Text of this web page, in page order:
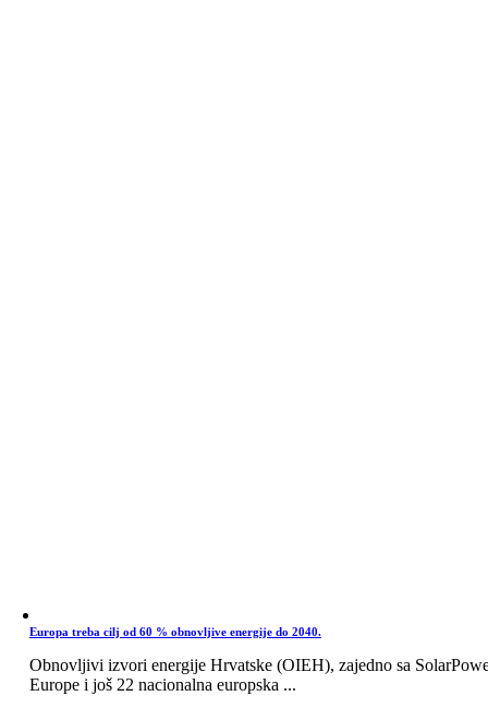
Europa treba cilj od 60 % obnovljive energije do 2040.
Obnovljivi izvori energije Hrvatske (OIEH), zajedno sa
Europe i još 22 nacionalna europska ...